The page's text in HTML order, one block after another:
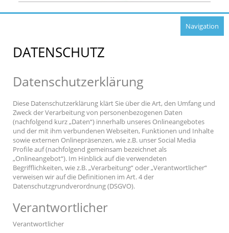
Navigation
DATENSCHUTZ
Datenschutzerklärung
Diese Datenschutzerklärung klärt Sie über die Art, den Umfang und
Zweck der Verarbeitung von personenbezogenen Daten
(nachfolgend kurz „Daten“) innerhalb unseres Onlineangebotes
und der mit ihm verbundenen Webseiten, Funktionen und Inhalte
sowie externen Onlinepräsenzen, wie z.B. unser Social Media
Profile auf (nachfolgend gemeinsam bezeichnet als
„Onlineangebot“). Im Hinblick auf die verwendeten
Begrifflichkeiten, wie z.B. „Verarbeitung“ oder „Verantwortlicher“
verweisen wir auf die Definitionen im Art. 4 der
Datenschutzgrundverordnung (DSGVO).
Verantwortlicher
Verantwortlicher